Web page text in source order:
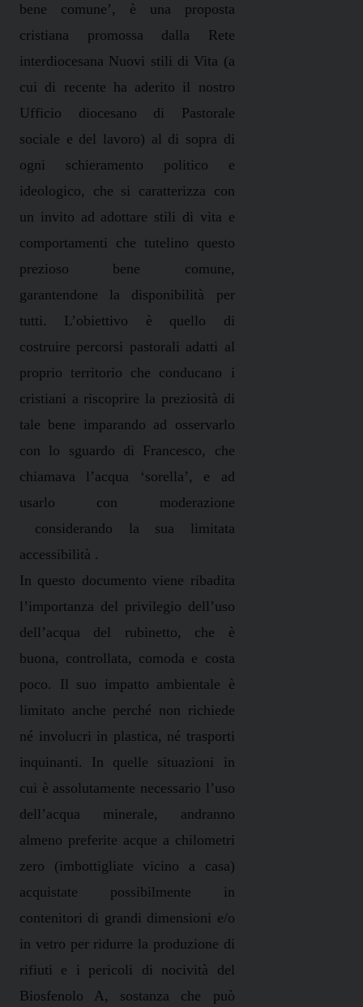
bene comune’, è una proposta
cristiana promossa dalla Rete
interdiocesana Nuovi stili di Vita (a
cui di recente ha aderito il nostro
Ufficio diocesano di Pastorale
sociale e del lavoro) al di sopra di
ogni schieramento politico e
ideologico, che si caratterizza con
un invito ad adottare stili di vita e
comportamenti che tutelino questo
prezioso bene comune,
garantendone la disponibilità per
tutti. L’obiettivo è quello di
costruire percorsi pastorali adatti al
proprio territorio che conducano i
cristiani a riscoprire la preziosità di
tale bene imparando ad osservarlo
con lo sguardo di Francesco, che
chiamava l’acqua ‘sorella’, e ad
usarlo con moderazione
considerando la sua limitata
accessibilità .
In questo documento viene ribadita
l’importanza del privilegio dell’uso
dell’acqua del rubinetto, che è
buona, controllata, comoda e costa
poco. Il suo impatto ambientale è
limitato anche perché non richiede
né involucri in plastica, né trasporti
inquinanti. In quelle situazioni in
cui è assolutamente necessario l’uso
dell’acqua minerale, andranno
almeno preferite acque a chilometri
zero (imbottigliate vicino a casa)
acquistate possibilmente in
contenitori di grandi dimensioni e/o
in vetro per ridurre la produzione di
rifiuti e i pericoli di nocività del
Biosfenolo A, sostanza che può